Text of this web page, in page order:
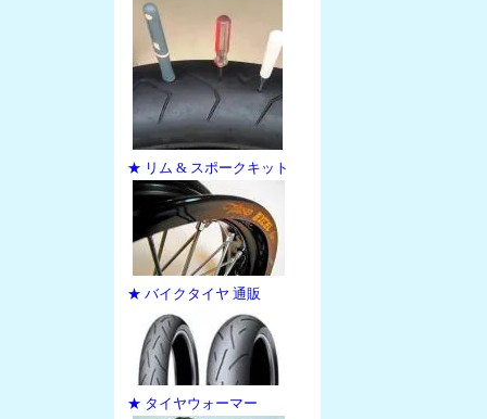
★ リム & スポークキット
★ バイクタイヤ 通販
★ タイヤウォーマー